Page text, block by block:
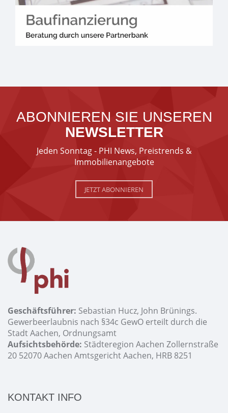
ABONNIEREN SIE UNSEREN
NEWSLETTER
Jeden Sonntag - PHI News, Preistrends &
Immobilienangebote
JETZT ABONNIEREN
Geschäftsführer: Sebastian Hucz, John Brünings.
Gewerbeerlaubnis nach §34c GewO erteilt durch die
Stadt Aachen, Ordnungsamt
Aufsichtsbehörde: Städteregion Aachen Zollernstraße
20 52070 Aachen Amtsgericht Aachen, HRB 8251
KONTAKT INFO